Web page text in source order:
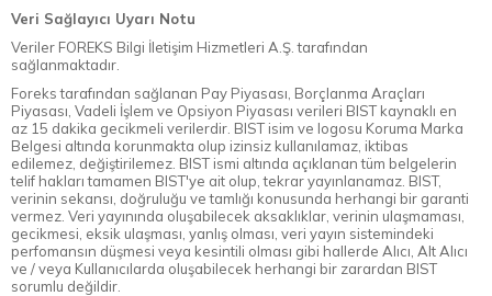
Veri Sağlayıcı Uyarı Notu
Veriler FOREKS Bilgi İletişim Hizmetleri A.Ş. tarafından
sağlanmaktadır.
Foreks tarafından sağlanan Pay Piyasası, Borçlanma Araçları
Piyasası, Vadeli İşlem ve Opsiyon Piyasası verileri BIST kaynaklı en
az 15 dakika gecikmeli verilerdir. BIST isim ve logosu Koruma Marka
Belgesi altında korunmakta olup izinsiz kullanılamaz, iktibas
edilemez, değiştirilemez. BIST ismi altında açıklanan tüm belgelerin
telif hakları tamamen BIST'ye ait olup, tekrar yayınlanamaz. BIST,
verinin sekansı, doğruluğu ve tamlığı konusunda herhangi bir garanti
vermez. Veri yayınında oluşabilecek aksaklıklar, verinin ulaşmaması,
gecikmesi, eksik ulaşması, yanlış olması, veri yayın sistemindeki
perfomansın düşmesi veya kesintili olması gibi hallerde Alıcı, Alt Alıcı
ve / veya Kullanıcılarda oluşabilecek herhangi bir zarardan BIST
sorumlu değildir.